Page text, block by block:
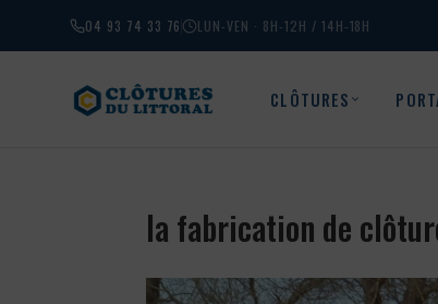
04 93 74 33 76 LUN-VEN · 8H-12H / 14H-18H
CLÔTURES
la fabrication de